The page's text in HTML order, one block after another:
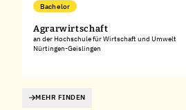
Bachelor
Agrarwirtschaft
an der Hochschule für Wirtschaft und Umwelt
Nürtingen-Geislingen
MEHR FINDEN